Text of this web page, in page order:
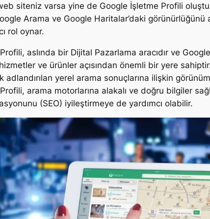
siteniz varsa yine de Google İşletme Profili
Arama ve Google Haritalar’daki görünürlüğünü
rol oynar.
aslında bir Dijital Pazarlama aracıdır ve
ve ürünler açısından önemli bir yere
adlandırılan yerel arama sonuçlarına ilişkin
arama motorlarına alakalı ve doğru bilgiler
(SEO) iyileştirmeye de yardımcı olabilir.